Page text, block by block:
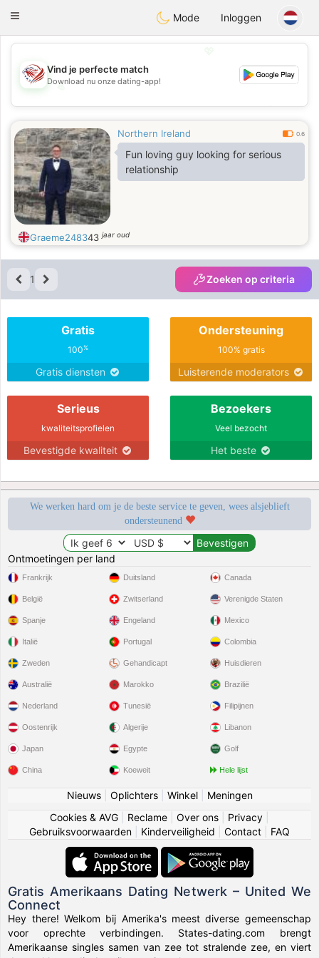
StatesDating
Toggle
Mode Inloggen
💖
💕
Vind je perfecte match
Download nu onze dating-app!
Northern Ireland 0.6
Fun loving guy looking for serious
relationship
Graeme248343jaar oud
1 Zoeken op criteria
Gratis
100%
Gratis diensten
Ondersteuning
100% gratis
Luisterende moderators
Serieus
kwaliteitsprofielen
Bevestigde kwaliteit
Bezoekers
Veel bezocht
Het beste
We werken hard om je de beste service te geven, wees alsjeblieft
ondersteunend
Ontmoetingen per land
Frankrijk
België
Spanje
Italië
Zweden
Duitsland
Zwitserland
Engeland
Portugal
Gehandicapt
Canada
Verenigde Staten
Mexico
Colombia
Huisdieren
Australië
Nederland
Oostenrijk
Japan
China
Marokko
Tunesië
Algerije
Egypte
Koeweit
Brazilië
Filipijnen
Libanon
Golf
Hele lijst
Nieuws| Oplichters| Winkel| Meningen
Cookies & AVG
Reclame Over ons Privacy
Gebruiksvoorwaarden
Kinderveiligheid Contact FAQ
Gratis Amerikaans Dating Netwerk – United We
Connect
Hey there! Welkom bij Amerika's meest diverse gemeenschap
voor oprechte verbindingen. States-dating.com brengt
Amerikaanse singles samen van zee tot stralende zee, en viert